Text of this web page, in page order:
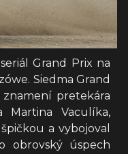
Grand Prix na
Siedma Grand
znamení pretekára
Martina Vaculíka,
a vybojoval
obrovský úspech